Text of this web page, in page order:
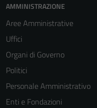
AMMINISTRAZIONE
Aree Amministrative
Uffici
Organi di Governo
Politici
Personale Amministrativo
Enti e Fondazioni